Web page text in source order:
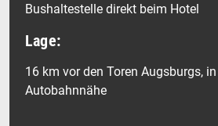
Bushaltestelle direkt beim Hotel
Lage:
16 km vor den Toren Augsburgs,
Autobahnnähe